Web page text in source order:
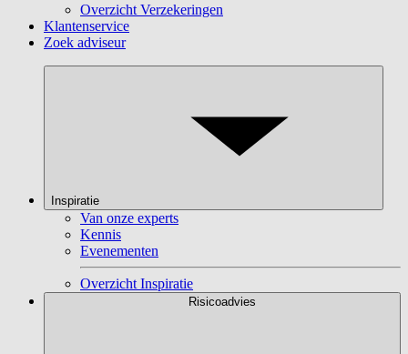
Overzicht Verzekeringen
Klantenservice
Zoek adviseur
Inspiratie
Van onze experts
Kennis
Evenementen
Overzicht Inspiratie
Risicoadvies